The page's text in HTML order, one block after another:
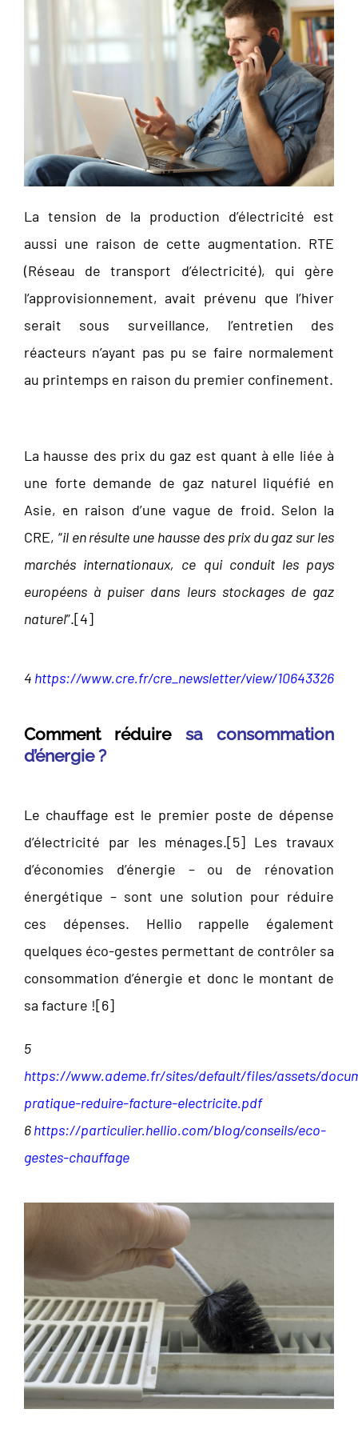
La tension de la production d’électricité est
aussi une raison de cette augmentation. RTE
(Réseau de transport d’électricité), qui gère
l’approvisionnement, avait prévenu que l’hiver
serait sous surveillance, l’entretien des
réacteurs n’ayant pas pu se faire normalement
au printemps en raison du premier confinement.
La hausse des prix du gaz est quant à elle liée à
une forte demande de gaz naturel liquéfié en
Asie, en raison d’une vague de froid. Selon la
CRE, “il en résulte une hausse des prix du gaz sur les
marchés internationaux, ce qui conduit les pays
européens à puiser dans leurs stockages de gaz
naturel”.[4]
4 https://www.cre.fr/cre_newsletter/view/10643326
Comment réduire
sa consommation
d’énergie ?
Le chauffage est le premier poste de dépense
d’électricité par les ménages.[5] Les travaux
d’économies d’énergie – ou de rénovation
énergétique – sont une solution pour réduire
ces dépenses. Hellio rappelle également
quelques éco-gestes permettant de contrôler sa
consommation d’énergie et donc le montant de
sa facture ![6]
5
https://www.ademe.fr/sites/default/files/assets/
pratique-reduire-facture-electricite.pdf
6https://particulier.hellio.com/blog/conseils/eco-
gestes-chauffage